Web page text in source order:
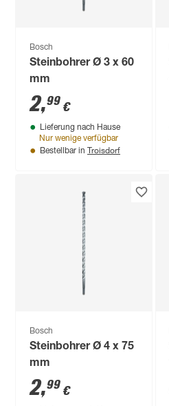
Bosch
Steinbohrer Ø 3 x 60
mm
2,99 €
Lieferung nach Hause
Nur wenige verfügbar
Bestellbar in Troisdorf
Bosch
Steinbohrer Ø 4 x 75
mm
2,99 €